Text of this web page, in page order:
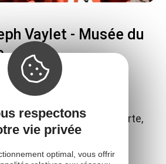
Vaylet - Musée du
à une double découverte,
populaires de la
l'histoire de l'exploration
respectons
vie privée
optimal, vous offrir